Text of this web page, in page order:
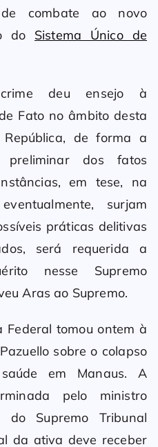
combate ao novo
do Sistema Único de
crime deu ensejo à
Fato no âmbito desta
República, de forma a
dos fatos
em tese, na
surjam
práticas delitivas
será requerida a
nesse Supremo
Aras ao Supremo.
Federal tomou ontem à
sobre o colapso
em Manaus. A
pelo ministro
do Supremo Tribunal
da ativa deve receber